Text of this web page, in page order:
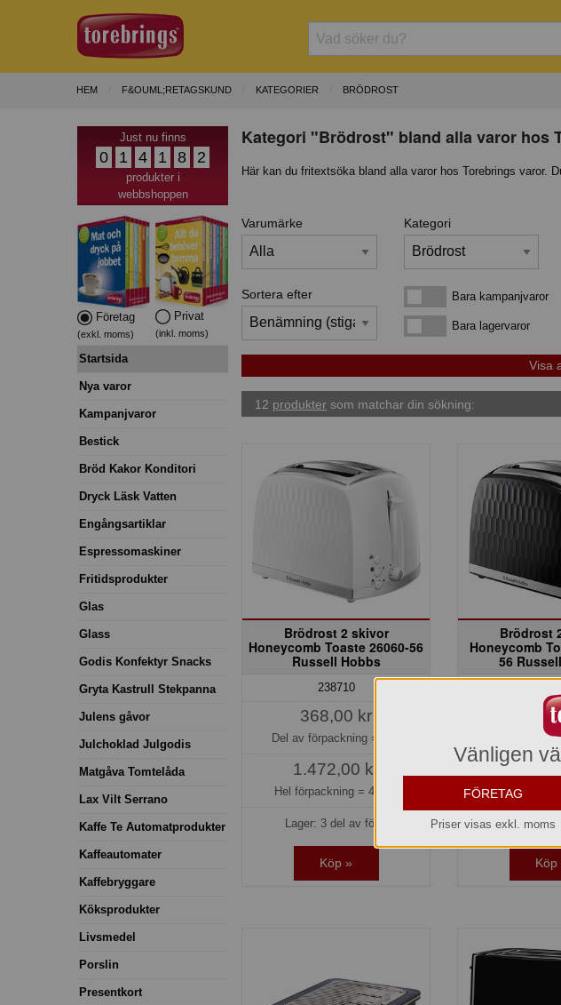
HEM F&OUML;RETAGSKUND KATEGORIER BRÖDROST
Just nu finns
0 1 4 1 8 2
produkter i
webbshoppen
Företag
(exkl. moms)
Privat
(inkl. moms)
Startsida
Nya varor
Kampanjvaror
Bestick
Bröd Kakor Konditori
Dryck Läsk Vatten
Engångsartiklar
Espressomaskiner
Fritidsprodukter
Glas
Glass
Godis Konfektyr Snacks
Gryta Kastrull Stekpanna
Julens gåvor
Julchoklad Julgodis
Matgåva Tomtelåda
Lax Vilt Serrano
Kaffe Te Automatprodukter
Kaffeautomater
Kaffebryggare
Köksprodukter
Livsmedel
Porslin
Presentkort
Kategori "Brödrost" bland alla varor hos
Här kan du fritextsöka bland alla varor hos Torebrings varor.
Varumärke Kategori
Sortera efter Bara kampanjvarorBara kampanjvaror
Bara lagervarorBara lagervaror
12 produkter som matchar din sökning:
Brödrost 2 skivor
Honeycomb Toaste 26060-56
Russell Hobbs
238710
368,00 kr
Del av förpackning =
1.472,00 kr
Hel förpackning = 4*1 st
Lager: 3 del av förp.
Köp »
Brödrost
Honeycomb
56
Del av
Hel
Lager: 2 del
Köp
Vänligen
FÖRETAG
Priser visas exkl. moms